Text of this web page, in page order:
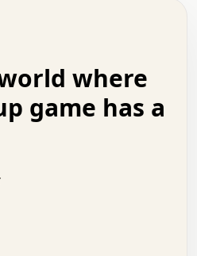
.   .   .   .   +   .   .
.   .   .   .   .   :   .
.   .   .   .   .   .   +
.   .   .   .   o   .   .
.   .   .   :   .   .   o
.   .   .   o   .   .   .
.   :   .   .   .   .   .
+   .   .   x   .   .
+   .   .   .   .   .   o
.   .   .   .   .   .   .
.   .   .   .   .   +   .
where
game has a